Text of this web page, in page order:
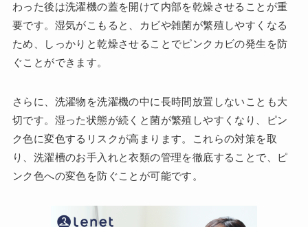
わった後は洗濯機の蓋を開けて内部を乾燥させることが重
要です。湿気がこもると、カビや雑菌が繁殖しやすくなる
ため、しっかりと乾燥させることでピンクカビの発生を防
ぐことができます。
さらに、洗濯物を洗濯機の中に長時間放置しないことも大
切です。湿った状態が続くと菌が繁殖しやすくなり、ピン
ク色に変色するリスクが高まります。これらの対策を取
り、洗濯槽のお手入れと衣類の管理を徹底することで、ピ
ンク色への変色を防ぐことが可能です。